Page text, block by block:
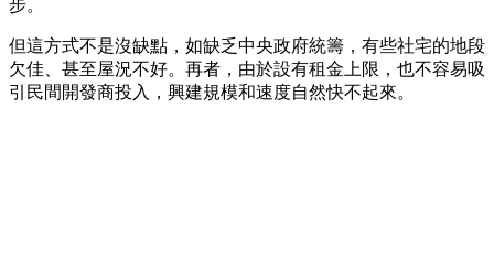
步。
但這方式不是沒缺點，如缺乏中央政府統籌，有些社宅的地段
欠佳、甚至屋況不好。再者，由於設有租金上限，也不容易吸
引民間開發商投入，興建規模和速度自然快不起來。